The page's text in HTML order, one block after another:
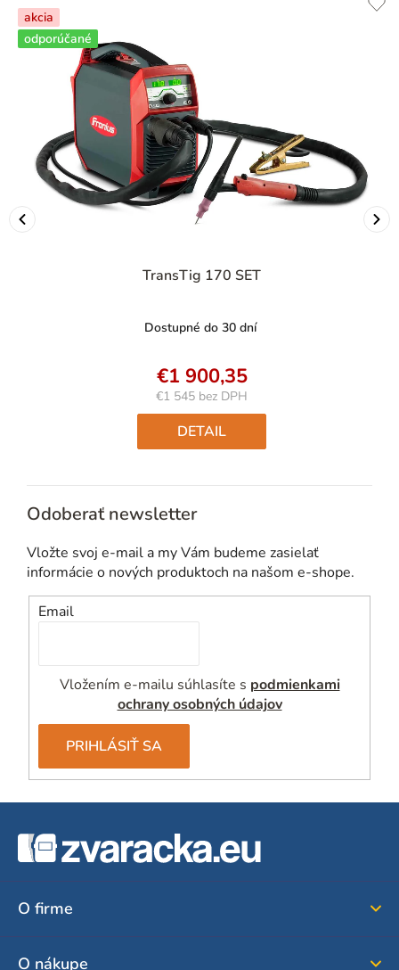
akcia
odporúčané
TransTig 170 SET
Dostupné do 30 dní
€1 900,35
€1 545 bez DPH
Jednotková
cena:
DETAIL
Odoberať newsletter
Vložte svoj e-mail a my Vám budeme zasielať
informácie o nových produktoch na našom e-shope.
Email
Vložením e-mailu súhlasíte s podmienkami
ochrany osobných údajov
PRIHLÁSIŤ SA
O firme
O nákupe